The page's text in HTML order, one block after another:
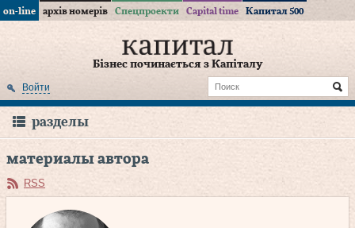
on-line архів номерів Спецпроекти Capital time Капитал 500
Бізнес починається з Капіталу
Войти
разделы
материалы автора
RSS